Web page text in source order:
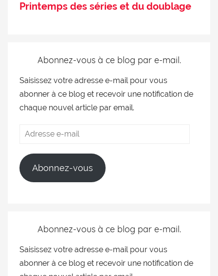
Printemps des séries et du doublage
Abonnez-vous à ce blog par e-mail.
Saisissez votre adresse e-mail pour vous
abonner à ce blog et recevoir une notification de
chaque nouvel article par email.
Abonnez-vous
Abonnez-vous à ce blog par e-mail.
Saisissez votre adresse e-mail pour vous
abonner à ce blog et recevoir une notification de